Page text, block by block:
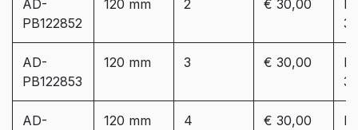
AD-
PB122852
120 mm 2 € 30,00
3
AD-
PB122853
120 mm 3 € 30,00
3
AD-
120 mm 4 € 30,00